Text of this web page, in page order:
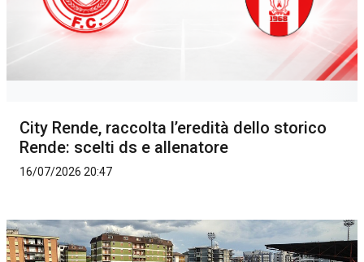
City Rende, raccolta l’eredità dello storico
Rende: scelti ds e allenatore
16/07/2026 20:47